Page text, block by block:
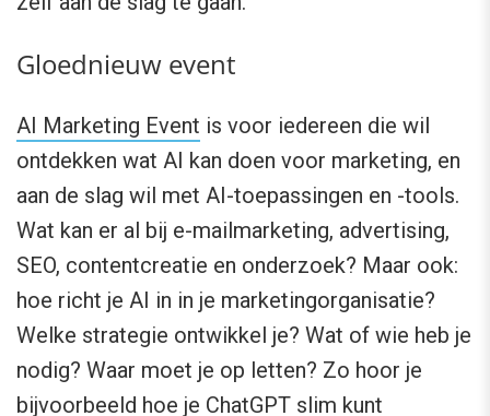
Gloednieuw event
AI Marketing Event is voor iedereen die wil
ontdekken wat AI kan doen voor marketing, en
aan de slag wil met AI-toepassingen en -tools.
Wat kan er al bij e-mailmarketing, advertising,
SEO, contentcreatie en onderzoek? Maar ook:
hoe richt je AI in in je marketingorganisatie?
Welke strategie ontwikkel je? Wat of wie heb je
nodig? Waar moet je op letten? Zo hoor je
bijvoorbeeld hoe je ChatGPT slim kunt